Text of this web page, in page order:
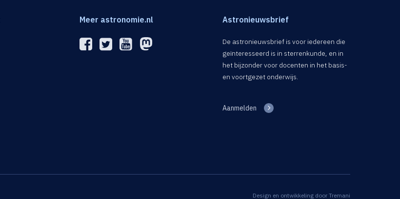
Meer astronomie.nl Astronieuwsbrief
De astronieuwsbrief is voor iedereen die
geïnteresseerd is in sterrenkunde, en in
het bijzonder voor docenten in het basis-
en voortgezet onderwijs.
Aanmelden
Design en ontwikkeling door Tremani